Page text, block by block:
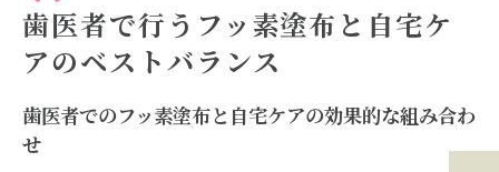
歯医者で行うフッ素塗布と自宅ケ
アのベストバランス
歯医者でのフッ素塗布と自宅ケアの効果的な組み合わ
せ